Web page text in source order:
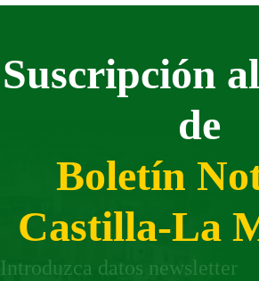
Suscripción
de
Boletín
Castilla-La
Introduzca datos newsletter